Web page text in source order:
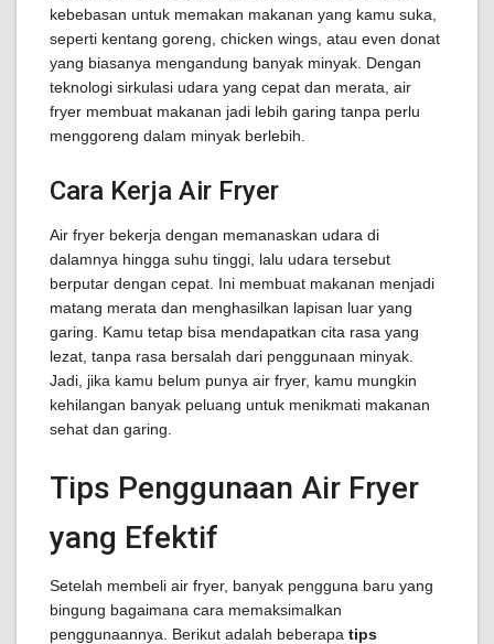
kebebasan untuk memakan makanan yang kamu suka,
seperti kentang goreng, chicken wings, atau even donat
yang biasanya mengandung banyak minyak. Dengan
teknologi sirkulasi udara yang cepat dan merata, air
fryer membuat makanan jadi lebih garing tanpa perlu
menggoreng dalam minyak berlebih.
Cara Kerja Air Fryer
Air fryer bekerja dengan memanaskan udara di
dalamnya hingga suhu tinggi, lalu udara tersebut
berputar dengan cepat. Ini membuat makanan menjadi
matang merata dan menghasilkan lapisan luar yang
garing. Kamu tetap bisa mendapatkan cita rasa yang
lezat, tanpa rasa bersalah dari penggunaan minyak.
Jadi, jika kamu belum punya air fryer, kamu mungkin
kehilangan banyak peluang untuk menikmati makanan
sehat dan garing.
Tips Penggunaan Air Fryer
yang Efektif
Setelah membeli air fryer, banyak pengguna baru yang
bingung bagaimana cara memaksimalkan
penggunaannya. Berikut adalah beberapa tips